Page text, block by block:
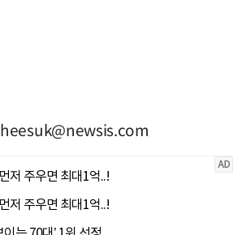
heesuk@newsis.com